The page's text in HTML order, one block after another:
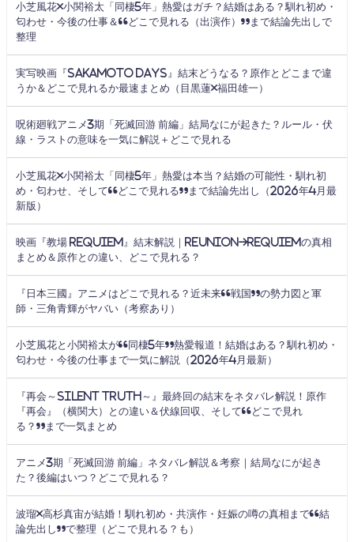
小芝風花×小関裕太「同棲5年」熱愛はガチ？結婚はある？馴れ初め・
匂わせ・今後の仕事＆“どこで見れる（出演作）”まで結論先出しで
整理
実写映画『SAKAMOTO DAYS』結末どうなる？原作とどこまで違
うか＆どこで見れるか最速まとめ（目黒蓮×福田雄一）
呪術廻戦アニメ3期「死滅回游 前編」結局なにが起きた？ルール・伏
線・ラストの意味を一気に解説＋どこで見れる
小芝風花×小関裕太「同棲5年」熱愛は本当？結婚の可能性・馴れ初
め・匂わせ、そして“どこで見れる”まで結論先出し（2026年4月最
新版）
映画『教場 Requiem』結末解説｜Reunion→Requiemの真相
まとめ＆原作との違い、どこで見れる？
『日本三國』アニメはどこで見れる？近未来“戦国”の勢力図と軍
師・三角青輝がヤバい（考察あり）
小芝風花と小関裕太が“同棲5年”熱愛報道！結婚はある？馴れ初め・
匂わせ・今後の仕事まで一気に解説（2026年4月最新）
『再会～Silent Truth～』最終回の結末をネタバレ解説！原作
『再会』（横関大）との違い＆伏線回収、そして“どこで見れ
る？”まで一気まとめ
アニメ3期「死滅回游 前編」ネタバレ解説＆考察｜結局なにが起き
た？後編はいつ？どこで見れる？
波瑠×高杉真宙が結婚！馴れ初め・共演作・妊娠の噂の真相まで“結
論先出し”で整理（どこで見れる？も）